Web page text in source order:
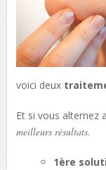
voici deux
Et si vous alternez
meilleurs résultats.
1ère